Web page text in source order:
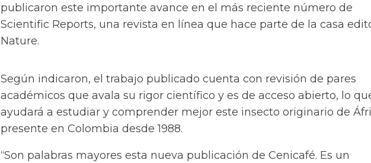
publicaron este importante avance en el más reciente número de
Scientific Reports, una revista en línea que hace parte de la casa
Nature.
Según indicaron, el trabajo publicado cuenta con revisión de pares
académicos que avala su rigor científico y es de acceso abierto, lo
ayudará a estudiar y comprender mejor este insecto originario de
presente en Colombia desde 1988.
“Son palabras mayores esta nueva publicación de Cenicafé. Es un